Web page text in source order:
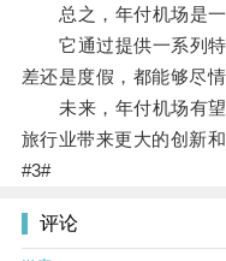
总之，年付机场是一
它通过提供一系列特
差还是度假，都能够尽
未来，年付机场有望
旅行业带来更大的创新和
#3#
评论